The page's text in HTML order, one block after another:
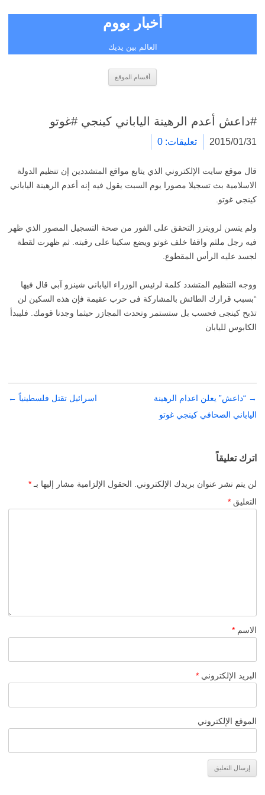
أخبار بووم
العالم بين يديك
أقسام الموقع
#داعش أعدم الرهينة الياباني كينجي #غوتو
2015/01/31 تعليقات: 0
قال موقع سايت الإلكتروني الذي يتابع مواقع المتشددين إن تنظيم الدولة
الاسلامية بث تسجيلا مصورا يوم السبت يقول فيه إنه أعدم الرهينة الياباني
كينجي غوتو.
ولم يتسن لرويترز التحقق على الفور من صحة التسجيل المصور الذي ظهر
فيه رجل ملثم واقفا خلف غوتو ويضع سكينا على رقبته. ثم ظهرت لقطة
لجسد عليه الرأس المقطوع.
ووجه التنظيم المتشدد كلمة لرئيس الوزراء الياباني شينزو آبي قال فيها
“بسبب قرارك الطائش بالمشاركة فى حرب عقيمة فإن هذه السكين لن
تذبح كينجى فحسب بل ستستمر وتحدث المجازر حيثما وجدنا قومك. فليبدأ
الكابوس لليابان
تصفّح
المقالات
→ “داعش” يعلن اعدام الرهينة
الياباني الصحافي كينجي غوتو
اسرائيل تقتل فلسطينياً ←
اترك تعليقاً
لن يتم نشر عنوان بريدك الإلكتروني. الحقول الإلزامية مشار إليها بـ *
التعليق *
الاسم *
البريد الإلكتروني *
الموقع الإلكتروني